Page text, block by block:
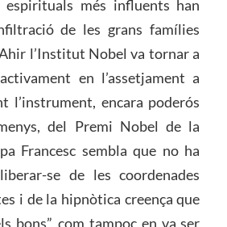
més influents han
de les grans famílies
l’Institut Nobel va tornar a
en l’assetjament a
l’instrument, encara poderós
del Premi Nobel de la
Francesc sembla que no ha
se de les coordenades
i de la hipnòtica creença que
bons”, com tampoc en va ser